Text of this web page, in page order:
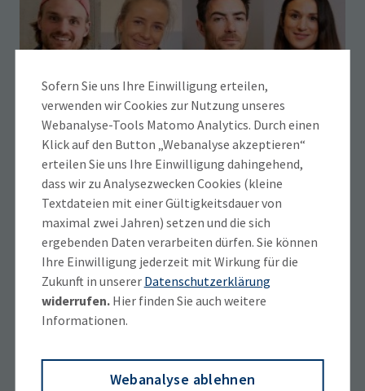
Sofern Sie uns Ihre Einwilligung erteilen,
verwenden wir Cookies zur Nutzung unseres
Webanalyse-Tools Matomo Analytics. Durch einen
Klick auf den Button „Webanalyse akzeptieren“
erteilen Sie uns Ihre Einwilligung dahingehend,
dass wir zu Analysezwecken Cookies (kleine
Textdateien mit einer Gültigkeitsdauer von
maximal zwei Jahren) setzen und die sich
ergebenden Daten verarbeiten dürfen. Sie können
Ihre Einwilligung jederzeit mit Wirkung für die
Zukunft in unserer Datenschutzerklärung
widerrufen.Hier finden Sie auch weitere
Informationen.
Webanalyse ablehnen
Die neue Ess-Klasse
Trend-Food – wie drei Start-ups aus
Oberbayern den Lebensmittelmarkt neu
mischen